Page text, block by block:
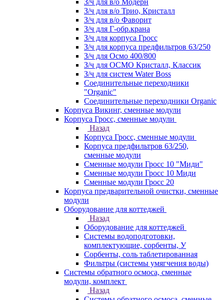
З/ч для в/о Модерн
З/ч для в/о Трио, Кристалл
З/ч для в/о Фаворит
З/ч для Г-обр.крана
З/ч для корпуса Гросс
З/ч для корпуса предфильтров 63/250
З/ч для Осмо 400/800
З/ч для ОСМО Кристалл, Классик
З/ч для систем Water Boss
Соединительные переходники
"Organic"
Соединительные переходники Organic
Корпуса Викинг, сменные модули
Корпуса Гросс, сменные модули
Назад
Корпуса Гросс, сменные модули
Корпуса предфильтров 63/250,
сменные модули
Сменные модули Гросс 10 "Миди"
Сменные модули Гросс 10 Миди
Сменные модули Гросс 20
Корпуса предварительной очистки, сменные
модули
Оборудование для коттеджей
Назад
Оборудование для коттеджей
Системы водоподготовки,
комплектующие, сорбенты, У
Сорбенты, соль таблетированная
Фильтры (системы умягчения воды)
Системы обратного осмоса, сменные
модули, комплект
Назад